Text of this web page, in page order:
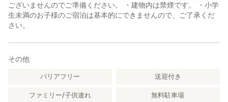
ございませんのでご準備ください。 ・建物内は禁煙です。 ・小学
生未満のお子様のご宿泊は基本的にできませんので、ご了承くだ
さい。
その他
バリアフリー 送迎付き
ファミリー/子供連れ 無料駐車場